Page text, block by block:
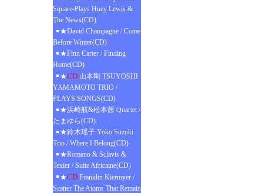
Square-Plays Huey Lewis &
The News(CD)
★David Champagne / Come
Before Winter(CD)
★Finn Carter / Finding
Home(CD)
★CD 山本剛 TSUYOSHI
YAMAMOTO TRIO /
PLAYS SONGS(CD)
★浜崎航&松本茜 Quartet /
たまゆら(CD)
★鈴木瑶子 Yoko Suzuki
Trio / Where I Belong(CD)
★Romano & Sclavis &
Texier / Suite Africaine(CD)
★CD Franklin Kiermyer /
Scatter The Atoms That Remain